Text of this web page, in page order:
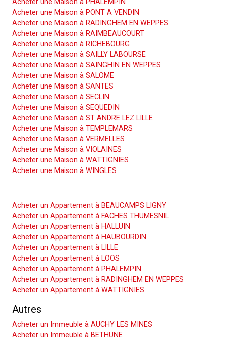
Acheter une Maison à PHALEMPIN
Acheter une Maison à PONT A VENDIN
Acheter une Maison à RADINGHEM EN WEPPES
Acheter une Maison à RAIMBEAUCOURT
Acheter une Maison à RICHEBOURG
Acheter une Maison à SAILLY LABOURSE
Acheter une Maison à SAINGHIN EN WEPPES
Acheter une Maison à SALOME
Acheter une Maison à SANTES
Acheter une Maison à SECLIN
Acheter une Maison à SEQUEDIN
Acheter une Maison à ST ANDRE LEZ LILLE
Acheter une Maison à TEMPLEMARS
Acheter une Maison à VERMELLES
Acheter une Maison à VIOLAINES
Acheter une Maison à WATTIGNIES
Acheter une Maison à WINGLES
Acheter un Appartement à BEAUCAMPS LIGNY
Acheter un Appartement à FACHES THUMESNIL
Acheter un Appartement à HALLUIN
Acheter un Appartement à HAUBOURDIN
Acheter un Appartement à LILLE
Acheter un Appartement à LOOS
Acheter un Appartement à PHALEMPIN
Acheter un Appartement à RADINGHEM EN WEPPES
Acheter un Appartement à WATTIGNIES
Autres
Acheter un Immeuble à AUCHY LES MINES
Acheter un Immeuble à BETHUNE